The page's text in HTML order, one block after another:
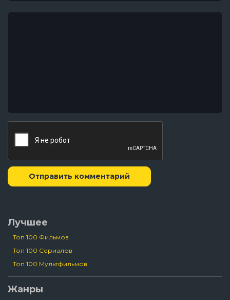
Отправить комментарий
Лучшее
Топ 100 Фильмов
Топ 100 Сериалов
Топ 100 Мультфильмов
Жанры